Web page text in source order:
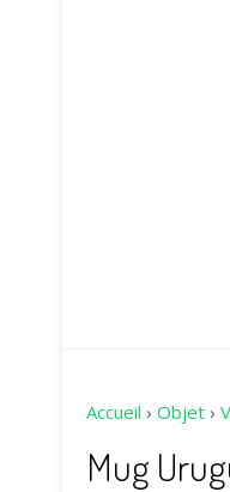
Accueil › Objet ›
Mug